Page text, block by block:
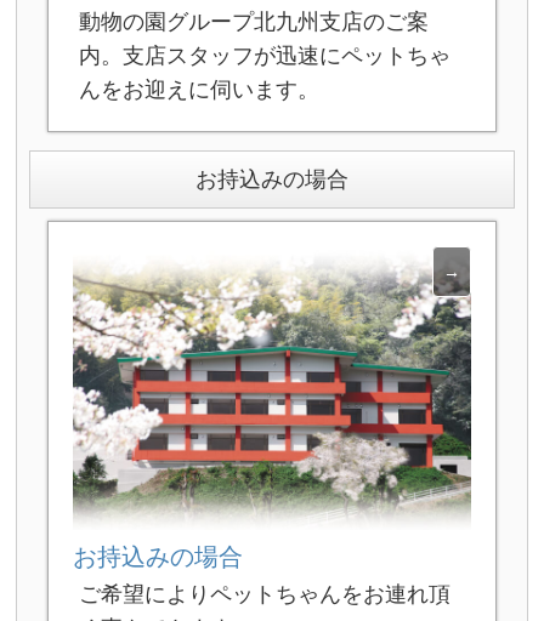
動物の園グループ北九州支店のご案
内。支店スタッフが迅速にペットちゃ
んをお迎えに伺います。
お持込みの場合
お持込みの場合
ご希望によりペットちゃんをお連れ頂